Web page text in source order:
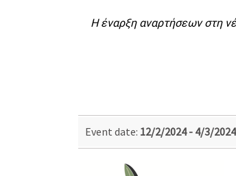
Η έναρξη αναρτήσεων στη
Event date: 12/2/2024 - 4/3/2024